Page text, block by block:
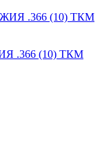
.366 (10) ТКМ